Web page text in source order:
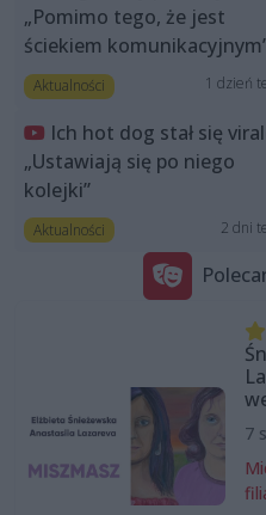
„Pomimo tego, że jest
ściekiem
Aktualności 1 dzień
Ich hot dog stał się
„Ustawiają się po niego
kolejki”
Aktualności 2 dni
7